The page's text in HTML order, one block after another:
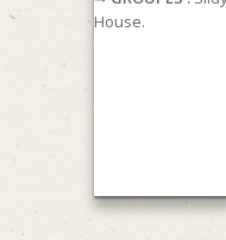
House.